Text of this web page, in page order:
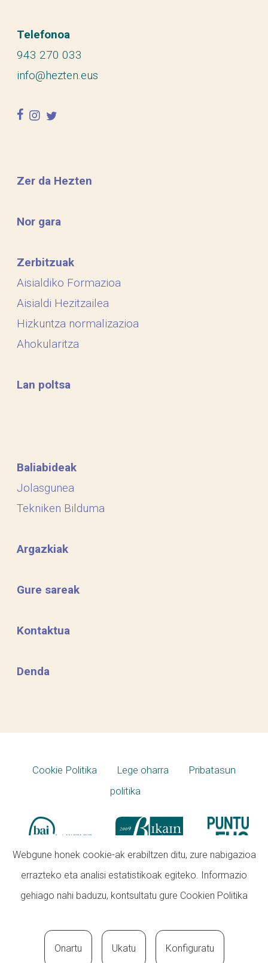
Telefonoa
943 270 033
info@hezten.eus
facebook
instagram
twitter
Zer da Hezten
Nor gara
Zerbitzuak
Aisialdiko Formazioa
Aisialdi Hezitzailea
Hizkuntza normalizazioa
Ahokularitza
Lan poltsa
Baliabideak
Jolasgunea
Tekniken Bilduma
Argazkiak
Gure sareak
Kontaktua
Denda
Cookie Politika Lege oharra
Pribatasun
politika
Webgune honek cookie-ak erabiltzen ditu, zure nabigazioa
errazteko eta analisi estatistikoak egiteko. Informazio
gehiago nahi baduzu, kontsultatu gure Cookien Politika
Onartu Ukatu Konfiguratu